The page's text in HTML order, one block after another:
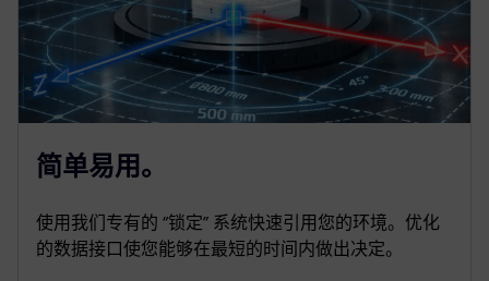
简单易用。
使用我们专有的 “锁定” 系统快速引用您的环境。优化
的数据接口使您能够在最短的时间内做出决定。